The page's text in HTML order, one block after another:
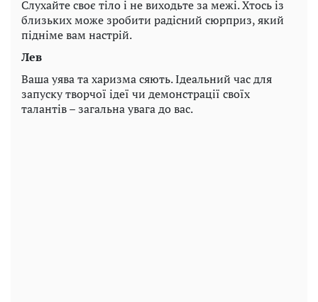
Слухайте своє тіло і не виходьте за межі. Хтось із
близьких може зробити радісний сюрприз, який
підніме вам настрій.
Лев
Ваша уява та харизма сяють. Ідеальний час для
запуску творчої ідеї чи демонстрації своїх
талантів – загальна увага до вас.